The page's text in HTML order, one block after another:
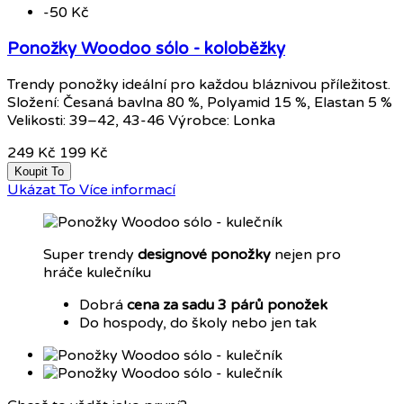
-50 Kč
Ponožky Woodoo sólo - koloběžky
Trendy ponožky ideální pro každou bláznivou příležitost.
Složení: Česaná bavlna 80 %, Polyamid 15 %, Elastan 5 %
Velikosti: 39–42, 43-46 Výrobce: Lonka
249 Kč 199 Kč
Koupit To
Ukázat To Více informací
Super trendy designové ponožky nejen pro
hráče kulečníku
Dobrá cena za sadu 3 párů ponožek
Do hospody, do školy nebo jen tak